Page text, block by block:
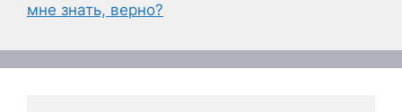
мне знать, верно?